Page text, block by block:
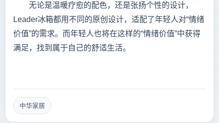
无论是温暖疗愈的配色，还是张扬个性的设计，
Leader冰箱都用不同的原创设计，适配了年轻人对“情绪
价值”的需求。而年轻人也将在这样的“情绪价值”中获得
满足，找到属于自己的舒适生活。
中华家居